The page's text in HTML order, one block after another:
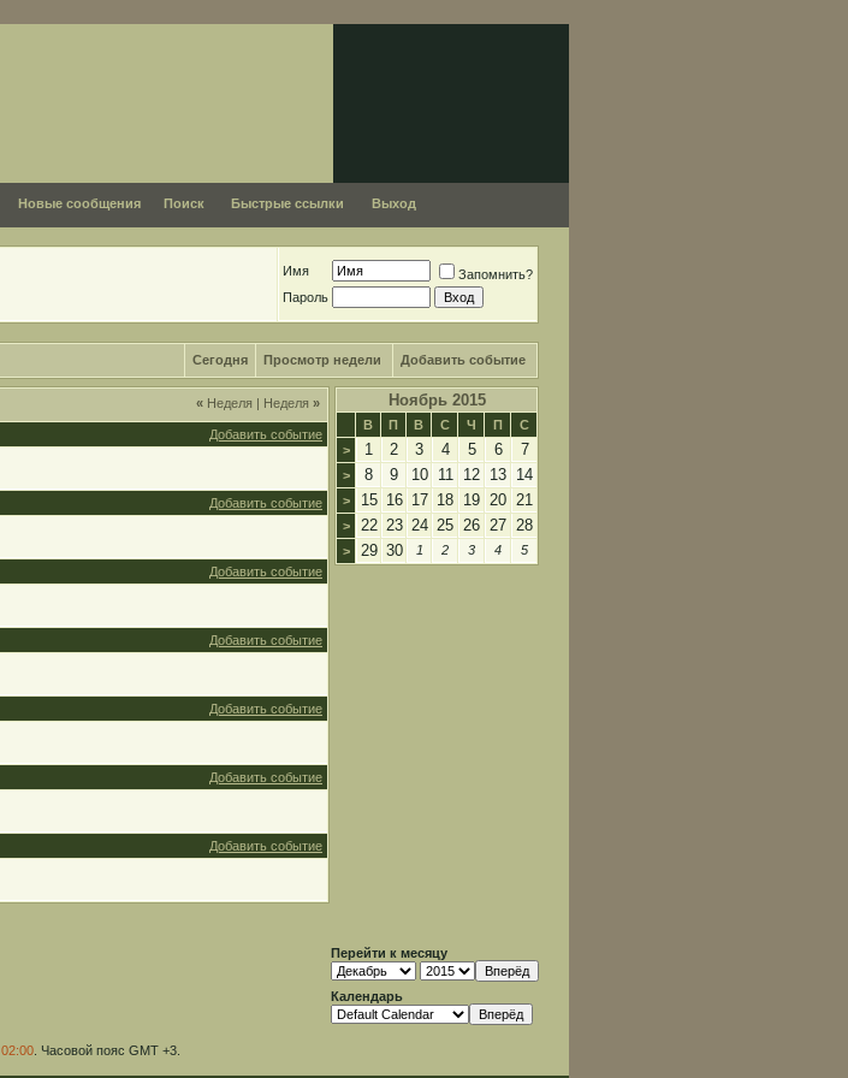
Новые сообщения Поиск Быстрые ссылки Выход
Имя
Запомнить?
Пароль
Сегодня Просмотр недели Добавить событие
« Неделя | Неделя »
Добавить событие
Добавить событие
Добавить событие
Добавить событие
Добавить событие
Добавить событие
Добавить событие
Ноябрь 2015
В П В С Ч П
С
>
1 2 3 4 5 6 7
> 8 9 10 11 12 13 14
> 15 16 17 18 19 20 21
> 22 23 24 25 26 27 28
> 29 30 1 2 3 4 5
Перейти к месяцу
Календарь
02:00 . Часовой пояс GMT +3.